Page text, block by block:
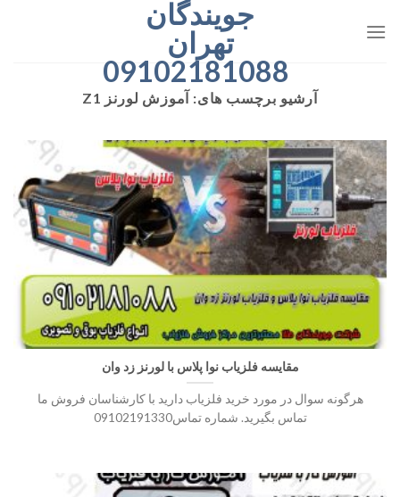
جویندگان
تهران
09102181088
آرشیو برچسب های: آموزش لورنز Z1
مقایسه فلزیاب نوا پلاس با لورنز زد وان
هرگونه سوال در مورد خرید فلزیاب دارید با کارشناسان فروش ما
تماس بگیرید. شماره تماس09102191330